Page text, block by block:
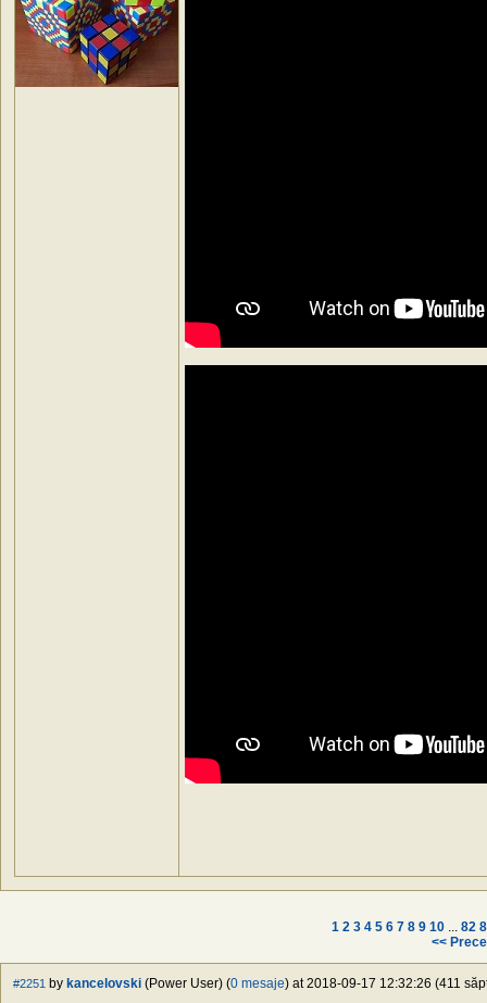
1 2 3 4 5 6 7 8 9 10... 82
<<
#2251 by kancelovski (Power User) (0 mesaje) at 2018-09-17 12:32:26 (411